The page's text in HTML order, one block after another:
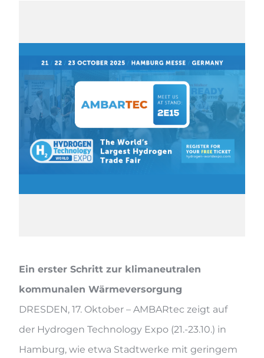
Ein erster Schritt zur klimaneutralen
kommunalen Wärmeversorgung
DRESDEN, 17. Oktober – AMBARtec zeigt auf
der Hydrogen Technology Expo (21.-23.10.) in
Hamburg, wie etwa Stadtwerke mit geringem